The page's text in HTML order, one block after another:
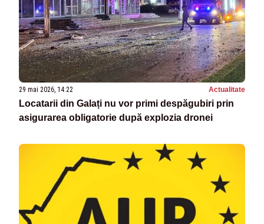
29 mai 2026, 14:22 Actualitate
Locatarii din Galați nu vor primi despăgubiri prin
asigurarea obligatorie după explozia dronei